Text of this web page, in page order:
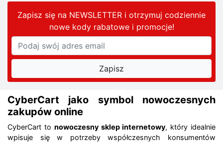
Zapisz się na NEWSLETTER i otrzymuj codziennie
nowe kody rabatowei promocje!
CyberCart jako symbol nowoczesnych
zakupów online
CyberCart to nowoczesny sklep internetowy, który idealnie
wpisuje się w potrzeby współczesnych konsumentów